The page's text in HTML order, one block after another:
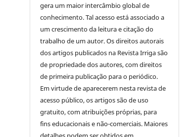
gera um maior intercâmbio global de
conhecimento. Tal acesso está associado a
um crescimento da leitura e citação do
trabalho de um autor. Os direitos autorais
dos artigos publicados na Revista Irriga são
de propriedade dos autores, com direitos
de primeira publicação para o periódico.
Em virtude de aparecerem nesta revista de
acesso público, os artigos são de uso
gratuito, com atribuições próprias, para
fins educacionais e não-comerciais. Maiores